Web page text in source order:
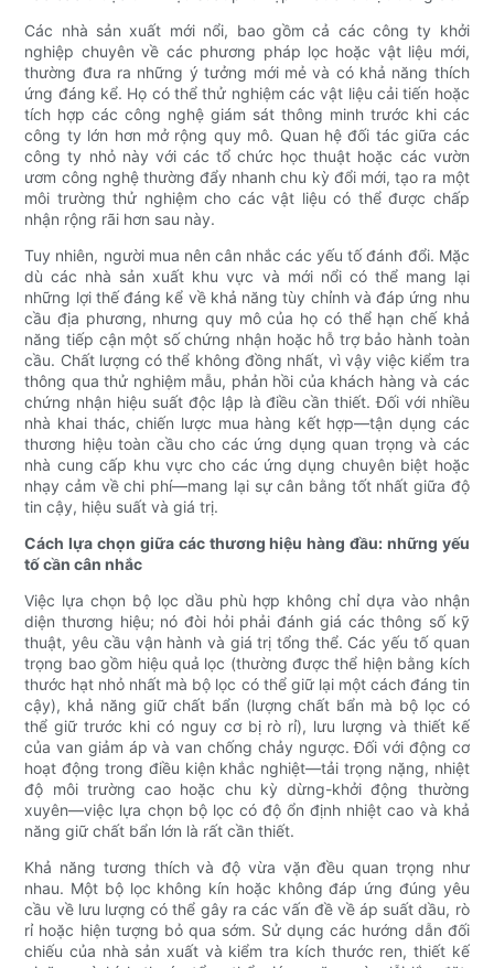
Các nhà sản xuất mới nổi, bao gồm cả các công ty khởi
nghiệp chuyên về các phương pháp lọc hoặc vật liệu mới,
thường đưa ra những ý tưởng mới mẻ và có khả năng thích
ứng đáng kể. Họ có thể thử nghiệm các vật liệu cải tiến hoặc
tích hợp các công nghệ giám sát thông minh trước khi các
công ty lớn hơn mở rộng quy mô. Quan hệ đối tác giữa các
công ty nhỏ này với các tổ chức học thuật hoặc các vườn
ươm công nghệ thường đẩy nhanh chu kỳ đổi mới, tạo ra một
môi trường thử nghiệm cho các vật liệu có thể được chấp
nhận rộng rãi hơn sau này.
Tuy nhiên, người mua nên cân nhắc các yếu tố đánh đổi. Mặc
dù các nhà sản xuất khu vực và mới nổi có thể mang lại
những lợi thế đáng kể về khả năng tùy chỉnh và đáp ứng nhu
cầu địa phương, nhưng quy mô của họ có thể hạn chế khả
năng tiếp cận một số chứng nhận hoặc hỗ trợ bảo hành toàn
cầu. Chất lượng có thể không đồng nhất, vì vậy việc kiểm tra
thông qua thử nghiệm mẫu, phản hồi của khách hàng và các
chứng nhận hiệu suất độc lập là điều cần thiết. Đối với nhiều
nhà khai thác, chiến lược mua hàng kết hợp—tận dụng các
thương hiệu toàn cầu cho các ứng dụng quan trọng và các
nhà cung cấp khu vực cho các ứng dụng chuyên biệt hoặc
nhạy cảm về chi phí—mang lại sự cân bằng tốt nhất giữa độ
tin cậy, hiệu suất và giá trị.
Cách lựa chọn giữa các thương hiệu hàng đầu: những yếu
tố cần cân nhắc
Việc lựa chọn bộ lọc dầu phù hợp không chỉ dựa vào nhận
diện thương hiệu; nó đòi hỏi phải đánh giá các thông số kỹ
thuật, yêu cầu vận hành và giá trị tổng thể. Các yếu tố quan
trọng bao gồm hiệu quả lọc (thường được thể hiện bằng kích
thước hạt nhỏ nhất mà bộ lọc có thể giữ lại một cách đáng tin
cậy), khả năng giữ chất bẩn (lượng chất bẩn mà bộ lọc có
thể giữ trước khi có nguy cơ bị rò rỉ), lưu lượng và thiết kế
của van giảm áp và van chống chảy ngược. Đối với động cơ
hoạt động trong điều kiện khắc nghiệt—tải trọng nặng, nhiệt
độ môi trường cao hoặc chu kỳ dừng-khởi động thường
xuyên—việc lựa chọn bộ lọc có độ ổn định nhiệt cao và khả
năng giữ chất bẩn lớn là rất cần thiết.
Khả năng tương thích và độ vừa vặn đều quan trọng như
nhau. Một bộ lọc không kín hoặc không đáp ứng đúng yêu
cầu về lưu lượng có thể gây ra các vấn đề về áp suất dầu, rò
rỉ hoặc hiện tượng bỏ qua sớm. Sử dụng các hướng dẫn đối
chiếu của nhà sản xuất và kiểm tra kích thước ren, thiết kế